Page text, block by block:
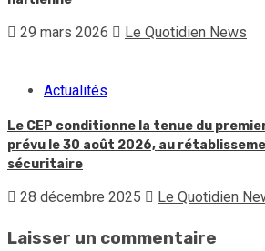
29 mars 2026 Le Quotidien News
Actualités
Le CEP conditionne la tenue du
prévu le 30 août 2026, au
sécuritaire
28 décembre 2025 Le Quotidien
Laisser un commentaire